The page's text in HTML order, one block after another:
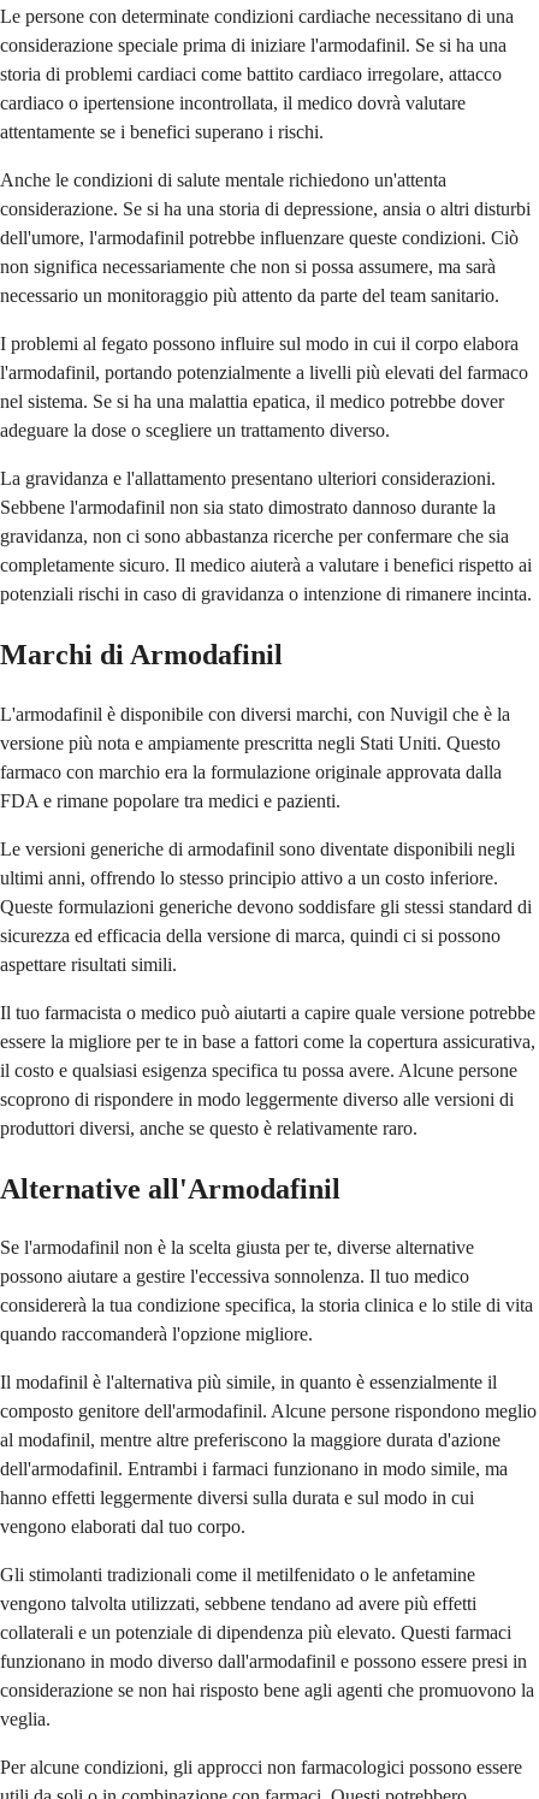
Le persone con determinate condizioni cardiache necessitano di una
considerazione speciale prima di iniziare l'armodafinil. Se si ha una
storia di problemi cardiaci come battito cardiaco irregolare, attacco
cardiaco o ipertensione incontrollata, il medico dovrà valutare
attentamente se i benefici superano i rischi.
Anche le condizioni di salute mentale richiedono un'attenta
considerazione. Se si ha una storia di depressione, ansia o altri disturbi
dell'umore, l'armodafinil potrebbe influenzare queste condizioni. Ciò
non significa necessariamente che non si possa assumere, ma sarà
necessario un monitoraggio più attento da parte del team sanitario.
I problemi al fegato possono influire sul modo in cui il corpo elabora
l'armodafinil, portando potenzialmente a livelli più elevati del farmaco
nel sistema. Se si ha una malattia epatica, il medico potrebbe dover
adeguare la dose o scegliere un trattamento diverso.
La gravidanza e l'allattamento presentano ulteriori considerazioni.
Sebbene l'armodafinil non sia stato dimostrato dannoso durante la
gravidanza, non ci sono abbastanza ricerche per confermare che sia
completamente sicuro. Il medico aiuterà a valutare i benefici rispetto ai
potenziali rischi in caso di gravidanza o intenzione di rimanere incinta.
Marchi di Armodafinil
L'armodafinil è disponibile con diversi marchi, con Nuvigil che è la
versione più nota e ampiamente prescritta negli Stati Uniti. Questo
farmaco con marchio era la formulazione originale approvata dalla
FDA e rimane popolare tra medici e pazienti.
Le versioni generiche di armodafinil sono diventate disponibili negli
ultimi anni, offrendo lo stesso principio attivo a un costo inferiore.
Queste formulazioni generiche devono soddisfare gli stessi standard di
sicurezza ed efficacia della versione di marca, quindi ci si possono
aspettare risultati simili.
Il tuo farmacista o medico può aiutarti a capire quale versione potrebbe
essere la migliore per te in base a fattori come la copertura assicurativa,
il costo e qualsiasi esigenza specifica tu possa avere. Alcune persone
scoprono di rispondere in modo leggermente diverso alle versioni di
produttori diversi, anche se questo è relativamente raro.
Alternative all'Armodafinil
Se l'armodafinil non è la scelta giusta per te, diverse alternative
possono aiutare a gestire l'eccessiva sonnolenza. Il tuo medico
considererà la tua condizione specifica, la storia clinica e lo stile di vita
quando raccomanderà l'opzione migliore.
Il modafinil è l'alternativa più simile, in quanto è essenzialmente il
composto genitore dell'armodafinil. Alcune persone rispondono meglio
al modafinil, mentre altre preferiscono la maggiore durata d'azione
dell'armodafinil. Entrambi i farmaci funzionano in modo simile, ma
hanno effetti leggermente diversi sulla durata e sul modo in cui
vengono elaborati dal tuo corpo.
Gli stimolanti tradizionali come il metilfenidato o le anfetamine
vengono talvolta utilizzati, sebbene tendano ad avere più effetti
collaterali e un potenziale di dipendenza più elevato. Questi farmaci
funzionano in modo diverso dall'armodafinil e possono essere presi in
considerazione se non hai risposto bene agli agenti che promuovono la
veglia.
Per alcune condizioni, gli approcci non farmacologici possono essere